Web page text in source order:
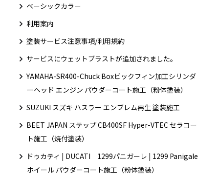
ベーシックカラー
利用案内
塗装サービス注意事項/利用規約
サービスにウェットブラストが追加されました。
YAMAHA-SR400-Chuck Boxビックフィン加工シリンダ
ーヘッド エンジン パウダーコート施工（粉体塗装）
SUZUKI スズキ ハスラー エンブレム再生 塗装施工
BEET JAPAN ステップ CB400SF Hyper-VTEC セラコー
ト施工（焼付塗装）
ドゥカティ | DUCATI 1299パニガーレ | 1299 Panigale
ホイール パウダーコート施工（粉体塗装）